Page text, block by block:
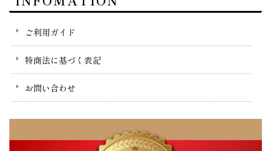
ご利用ガイド
特商法に基づく表記
お問い合わせ